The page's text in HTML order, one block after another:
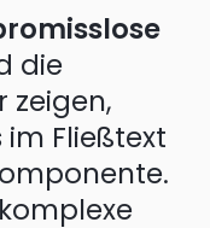
die
zeigen,
Fließtext